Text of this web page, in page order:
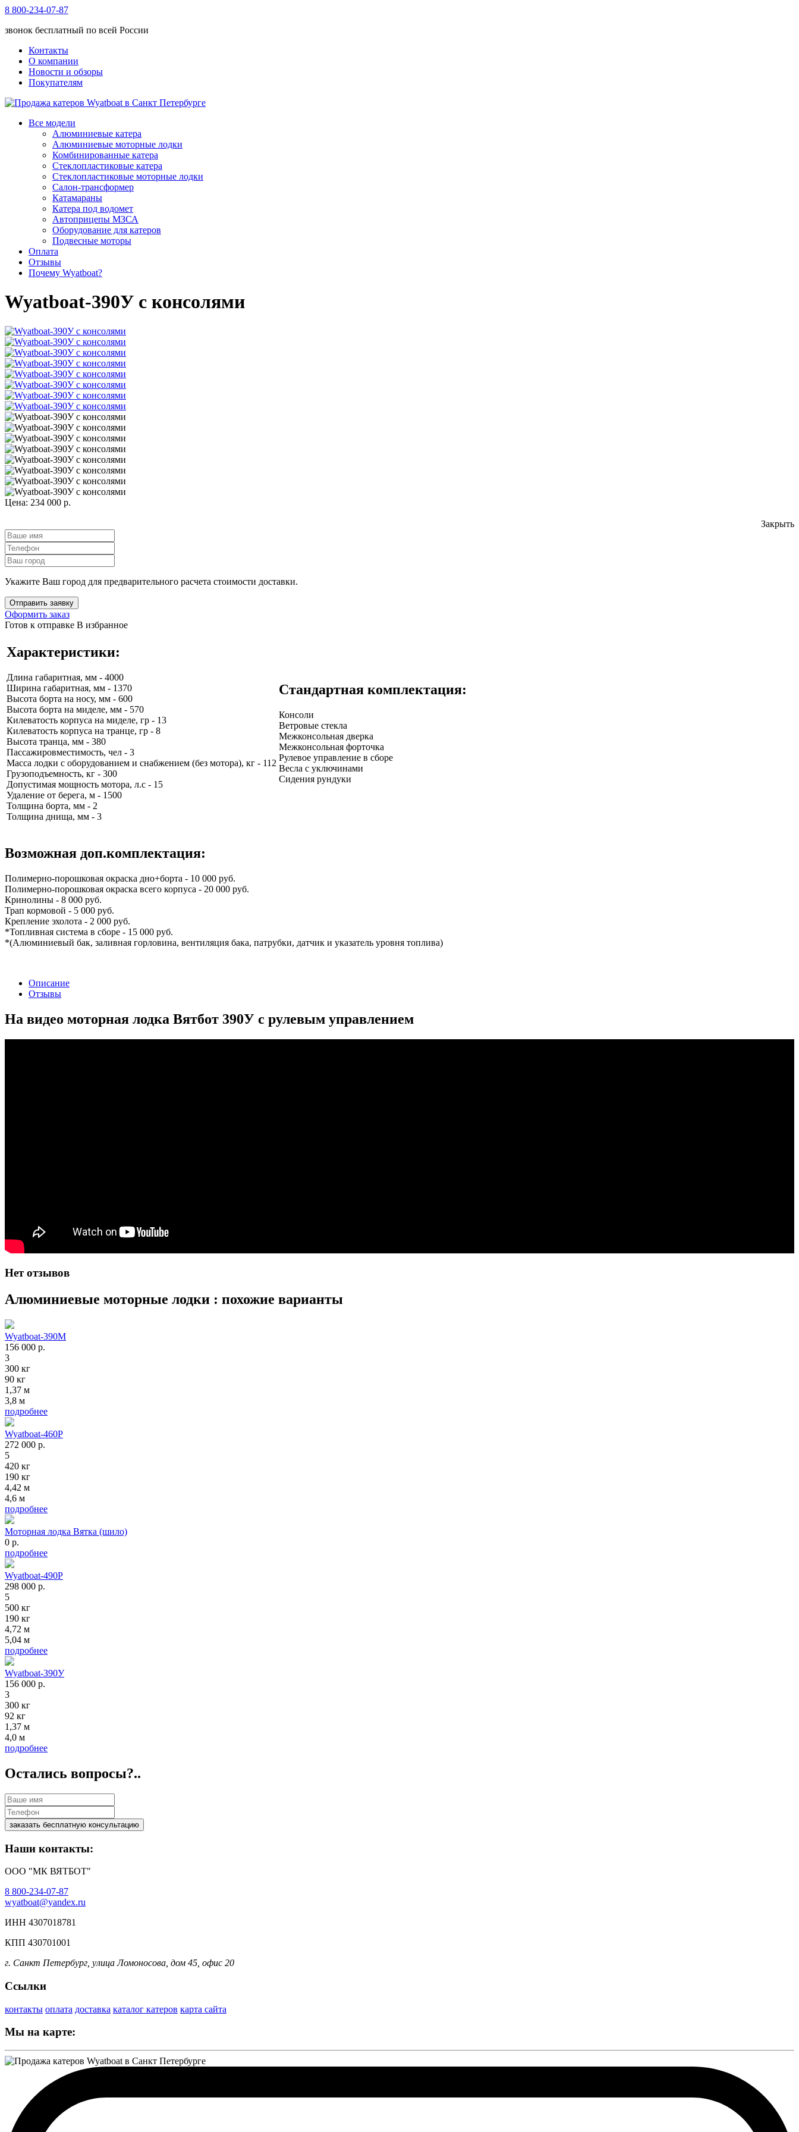
8 800-234-07-87
звонок бесплатный по всей России
Контакты
О компании
Новости и обзоры
Покупателям
Все модели
Алюминиевые катера
Алюминиевые моторные лодки
Комбинированные катера
Стеклопластиковые катера
Стеклопластиковые моторные лодки
Салон-трансформер
Катамараны
Катера под водомет
Автоприцепы МЗСА
Оборудование для катеров
Подвесные моторы
Оплата
Отзывы
Почему Wyatboat?
Wyatboat-390У с консолями
Цена: 234 000 р.
Закрыть
Укажите Ваш город для предварительного расчета стоимости доставки.
Оформить заказ
Готов к отправке В избранное
Характеристики:
Длина габаритная, мм - 4000
Ширина габаритная, мм - 1370
Высота борта на носу, мм - 600
Высота борта на миделе, мм - 570
Килеватость корпуса на миделе, гр - 13
Килеватость корпуса на транце, гр - 8
Высота транца, мм - 380
Пассажировместимость, чел - 3
Масса лодки с оборудованием и снабжением (без мотора), кг - 112
Грузоподъемность, кг - 300
Допустимая мощность мотора, л.с - 15
Удаление от берега, м - 1500
Толщина борта, мм - 2
Толщина днища, мм - 3
Стандартная комплектация:
Консоли
Ветровые стекла
Межконсольная дверка
Межконсольная форточка
Рулевое управление в сборе
Весла с уключинами
Сидения рундуки
Возможная доп.комплектация:
Полимерно-порошковая окраска дно+борта - 10 000 руб.
Полимерно-порошковая окраска всего корпуса - 20 000 руб.
Кринолины - 8 000 руб.
Трап кормовой - 5 000 руб.
Крепление эхолота - 2 000 руб.
*Топливная система в сборе - 15 000 руб.
*(Алюминиевый бак, заливная горловина, вентиляция бака, патрубки, датчик и указатель уровня топлива)
Описание
Отзывы
На видео моторная лодка Вятбот 390У с рулевым управлением
Нет отзывов
Алюминиевые моторные лодки : похожие варианты
Wyatboat-390M
156 000 р.
3
300 кг
90 кг
1,37 м
3,8 м
подробнее
Wyatboat-460P
272 000 р.
5
420 кг
190 кг
4,42 м
4,6 м
подробнее
Моторная лодка Вятка (шило)
0 р.
подробнее
Wyatboat-490Р
298 000 р.
5
500 кг
190 кг
4,72 м
5,04 м
подробнее
Wyatboat-390У
156 000 р.
3
300 кг
92 кг
1,37 м
4,0 м
подробнее
Остались вопросы?..
Наши контакты:
ООО "МК ВЯТБОТ"
8 800-234-07-87
wyatboat@yandex.ru
ИНН 4307018781
КПП 430701001
г. Санкт Петербург, улица Ломоносова, дом 45, офис 20
Ссылки
контакты оплата доставка каталог катеров карта сайта
Мы на карте: